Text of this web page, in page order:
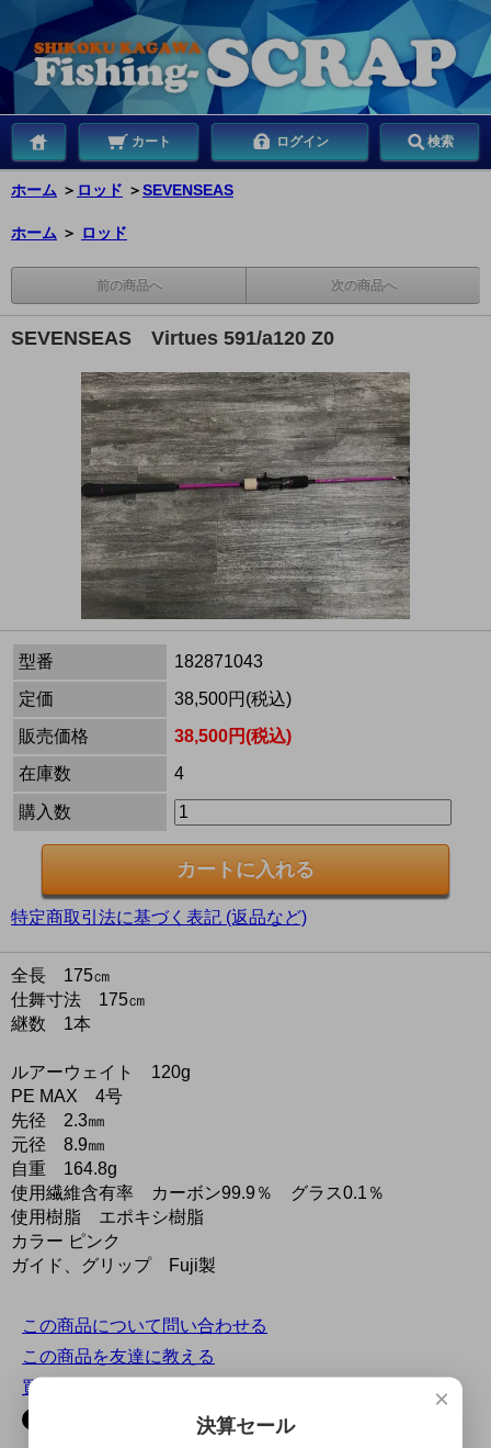
カート ログイン 検索
ホーム ＞ ロッド ＞SEVENSEAS
ホーム ＞ ロッド
前の商品へ 次の商品へ
SEVENSEAS Virtues 591/a120 Z0
型番
182871043
定価
38,500円(税込)
販売価格
38,500円(税込)
在庫数
4
購入数
特定商取引法に基づく表記 (返品など)
全長 175㎝
仕舞寸法 175㎝
継数 1本
ルアーウェイト 120g
PE MAX 4号
先径 2.3㎜
元径 8.9㎜
自重 164.8g
使用繊維含有率 カーボン99.9％ グラス0.1％
使用樹脂 エポキシ樹脂
カラー ピンク
ガイド、グリップ Fuji製
この商品について問い合わせる
この商品を友達に教える
買い物を続ける
×
決算セール